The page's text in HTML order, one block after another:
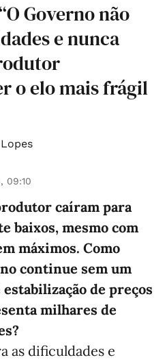
Governo não
e nunca
o elo mais frágil
09:10
caíram para
baixos, mesmo com
máximos. Como
continue sem um
de preços
milhares de
as dificuldades e